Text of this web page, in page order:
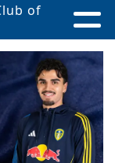
of